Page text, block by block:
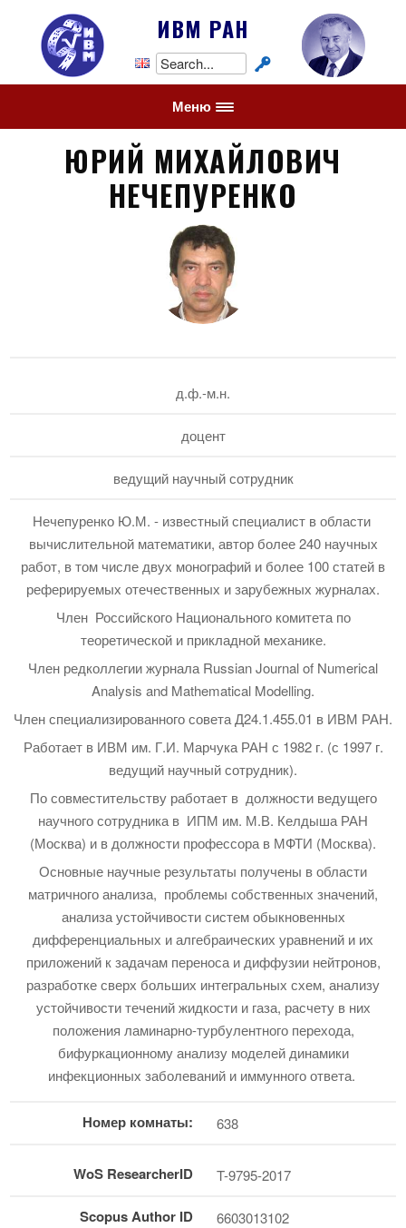
ИВМ РАН
Search
for:
Меню
ЮРИЙ МИХАЙЛОВИЧ
НЕЧЕПУРЕНКО
д.ф.-м.н.
доцент
ведущий научный сотрудник
Нечепуренко Ю.М. - известный специалист в области
вычислительной математики, автор более 240 научных
работ, в том числе двух монографий и более 100 статей в
реферируемых отечественных и зарубежных журналах.
Член Российского Национального комитета по
теоретической и прикладной механике.
Член редколлегии журнала Russian Journal of Numerical
Analysis and Mathematical Modelling.
Член специализированного совета Д24.1.455.01 в ИВМ РАН.
Работает в ИВМ им. Г.И. Марчука РАН с 1982 г. (с 1997 г.
ведущий научный сотрудник).
По совместительству работает в должности ведущего
научного сотрудника в ИПМ им. М.В. Келдыша РАН
(Москва) и в должности профессора в МФТИ (Москва).
Основные научные результаты получены в области
матричного анализа, проблемы собственных значений,
анализа устойчивости систем обыкновенных
дифференциальных и алгебраических уравнений и их
приложений к задачам переноса и диффузии нейтронов,
разработке сверх больших интегральных схем, анализу
устойчивости течений жидкости и газа, расчету в них
положения ламинарно-турбулентного перехода,
бифуркационному анализу моделей динамики
инфекционных заболеваний и иммунного ответа.
Номер комнаты: 638
WoS ResearcherID T-9795-2017
Scopus Author ID 6603013102